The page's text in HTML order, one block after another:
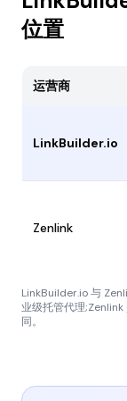
位置
运营商
LinkBuilder.io
Zenlink
LinkBuilder.io 与
业级托管代理;Zenlink
同。